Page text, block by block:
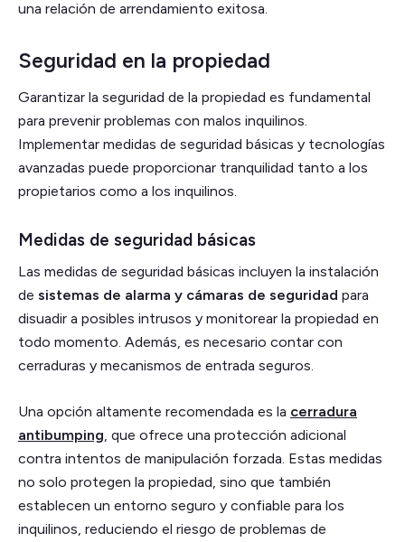
una relación de arrendamiento exitosa.
Seguridad en la propiedad
Garantizar la seguridad de la propiedad es fundamental
para prevenir problemas con malos inquilinos.
Implementar medidas de seguridad básicas y tecnologías
avanzadas puede proporcionar tranquilidad tanto a los
propietarios como a los inquilinos.
Medidas de seguridad básicas
Las medidas de seguridad básicas incluyen la instalación
de sistemas de alarma y cámaras de seguridad para
disuadir a posibles intrusos y monitorear la propiedad en
todo momento. Además, es necesario contar con
cerraduras y mecanismos de entrada seguros.
Una opción altamente recomendada es la cerradura
antibumping , que ofrece una protección adicional
contra intentos de manipulación forzada. Estas medidas
no solo protegen la propiedad, sino que también
establecen un entorno seguro y confiable para los
inquilinos, reduciendo el riesgo de problemas de